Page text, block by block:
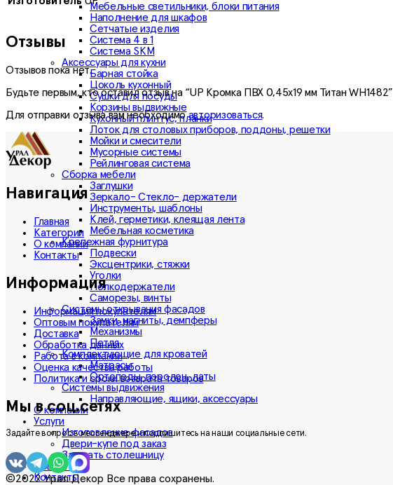
Мебельные светильники, блоки питания
Наполнение для шкафов
Сетчатые изделия
Система 4 в 1
Система SKM
Аксессуары для кухни
Барная стойка
Цоколь кухонный
Сушки для посуды
Корзины выдвижные
Кухонный плинтус, планки
Лоток для столовых приборов, поддоны, решетки
Мойки и смесители
Мусорные системы
Рейлинговая система
Сборка мебели
Заглушки
Зеркало- Стекло- держатели
Инструменты, шаблоны
Клей, герметики, клеящая лента
Мебельная косметика
Крепежная фурнитура
Подвески
Эксцентрики, стяжки
Уголки
Полкодержатели
Саморезы, винты
Системы открывания фасадов
Замки, магниты, демпферы
Механизмы
Петля
Комплектующие для кроватей
Матрасы
Ортопеды, поролон, латы
Системы выдвижения
Направляющие, ящики, аксессуары
О компании
Услуги
Изготовление фасадов
Двери-купе под заказ
Заказать столешницу
Новости
Контакты
Отзывы
Отзывов пока нет.
Будьте первым, кто оставил отзыв на “UP Кромка ПВХ 0,45х19 мм Титан WH1482”
Для отправки отзыва вам необходимоавторизоваться.
Навигация
Главная
Категории
О компании
Контакты
Информация
Информация покупателям
Оптовым покупателям
Доставка
Обработка данных
Работа в компании
Оценка качества работы
Политика и сроки возврата товаров
Мы в соц.сетях
Задайте вопрос в мессенджере и подпишитесь на наши социальные сети.
©2022 Урал Декор Все права сохранены.